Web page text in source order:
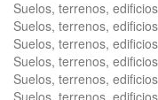
Suelos, terrenos,
Suelos, terrenos,
Suelos, terrenos,
Suelos, terrenos,
Suelos, terrenos,
Suelos, terrenos,